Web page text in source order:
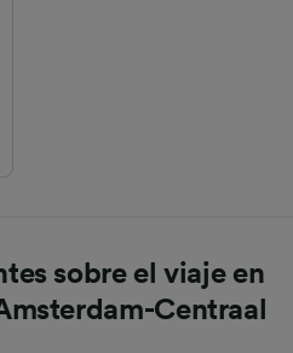
sobre el viaje en
Centraal